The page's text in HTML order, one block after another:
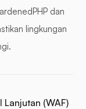
dan
lingkungan
Lanjutan (WAF)